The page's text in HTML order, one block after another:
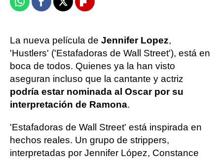
WhatsappFacebook
X Flipboard
La nueva película de Jennifer Lopez,
'Hustlers' ('Estafadoras de Wall Street'), está en
boca de todos. Quienes ya la han visto
aseguran incluso que la cantante y actriz
podría estar nominada al Oscar por su
interpretación de Ramona.
'Estafadoras de Wall Street' está inspirada en
hechos reales. Un grupo de strippers,
interpretadas por Jennifer López, Constance